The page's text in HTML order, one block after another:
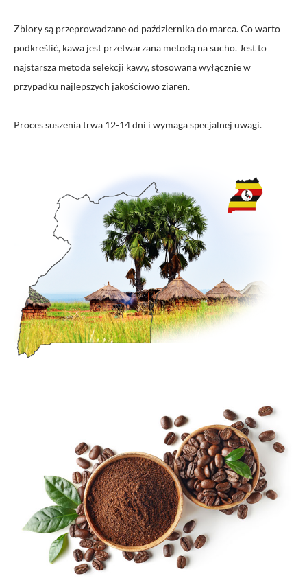
Zbiory są przeprowadzane od października do marca. Co warto
podkreślić, kawa jest przetwarzana metodą na sucho. Jest to
najstarsza metoda selekcji kawy, stosowana wyłącznie w
przypadku najlepszych jakościowo ziaren.
Proces suszenia trwa 12-14 dni i wymaga specjalnej uwagi.